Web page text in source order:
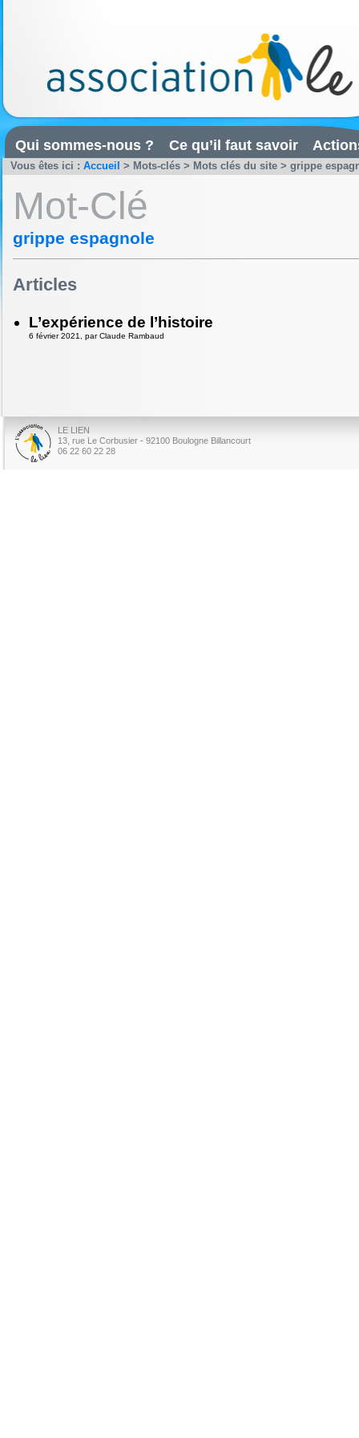
Qui sommes-nous ? Ce qu’il faut savoir
Vous êtes ici : Accueil > Mots-clés > Mots clés du site > grippe
Mot-Clé
grippe espagnole
Articles
L’expérience de l’histoire
6 février 2021, par Claude Rambaud
LE LIEN
13, rue Le Corbusier - 92100 Boulogne Billancourt
06 22 60 22 28